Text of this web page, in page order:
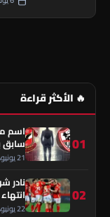
🔥 الأكثر قراءة
01
اسم
سابق
21 يونيو، 2026
02
نادر
22 يونيو، 2026